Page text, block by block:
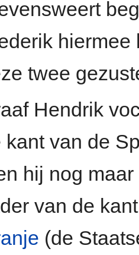
hiermee
twee
Hendrik
kant van de
hij nog
van de
(de